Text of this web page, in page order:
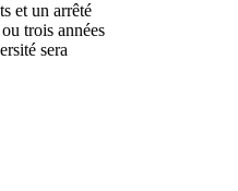
et un arrêté
trois années
sera